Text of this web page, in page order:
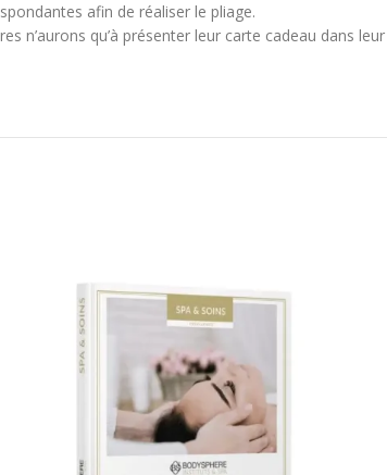
afin de réaliser le pliage.
n’aurons qu’à présenter leur carte cadeau dans